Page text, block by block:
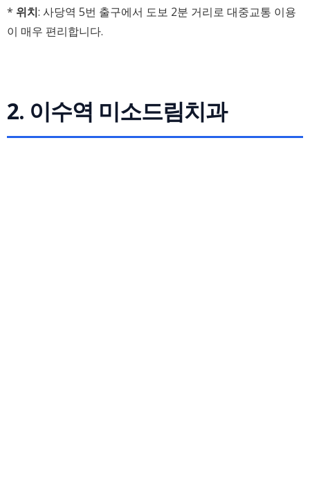
* 위치: 사당역 5번 출구에서 도보 2분 거리로 대중교통 이용
이 매우 편리합니다.
2. 이수역 미소드림치과